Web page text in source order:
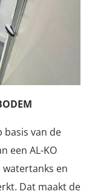
basis van de
een AL-KO
en
Dat maakt de